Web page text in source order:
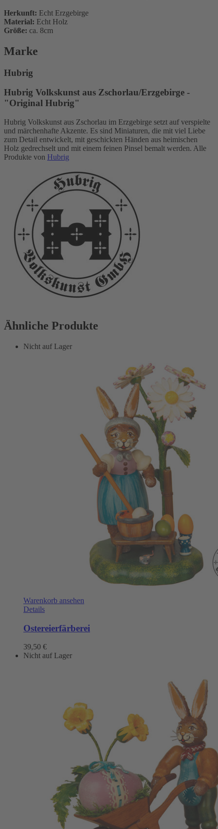
Herkunft: Echt Erzgebirge
Material: Echt Holz
Größe: ca. 8cm
Marke
Hubrig
Hubrig Volkskunst aus Zschorlau/Erzgebirge -
"Original Hubrig"
Hubrig Volkskunst aus Zschorlau im Erzgebirge setzt auf verspielte
und märchenhafte Akzente. Es sind Miniaturen, die mit viel Liebe
zum Detail entwickelt, mit geschickten Händen aus heimischen
Holz gedrechselt und mit einem feinen Pinsel bemalt werden. Alle
Produkte von Hubrig
Ähnliche Produkte
Nicht auf Lager
Warenkorb ansehen
Details
Ostereierfärberei
39,50 €
Nicht auf Lager